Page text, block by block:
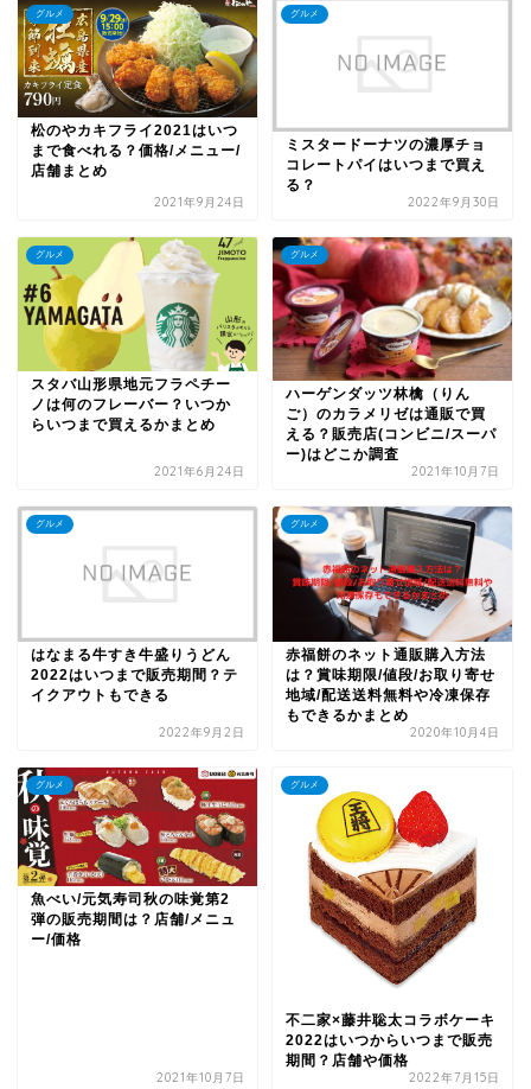
グルメ
松のやカキフライ2021はいつ
まで食べれる？価格/メニュー/
店舗まとめ
2021年9月24日
グルメ
ミスタードーナツの濃厚チョ
コレートパイはいつまで買え
る？
2022年9月30日
グルメ
スタバ山形県地元フラペチー
ノは何のフレーバー？いつか
らいつまで買えるかまとめ
2021年6月24日
グルメ
ハーゲンダッツ林檎（りん
ご）のカラメリゼは通販で買
える？販売店(コンビニ/スーパ
ー)はどこか調査
2021年10月7日
グルメ
はなまる牛すき牛盛りうどん
2022はいつまで販売期間？テ
イクアウトもできる
2022年9月2日
グルメ
赤福餅のネット通販購入方法
は？賞味期限/値段/お取り寄せ
地域/配送送料無料や冷凍保存
もできるかまとめ
2020年10月4日
グルメ
魚べい/元気寿司秋の味覚第2
弾の販売期間は？店舗/メニュ
ー/価格
2021年10月7日
グルメ
不二家×藤井聡太コラボケーキ
2022はいつからいつまで販売
期間？店舗や価格
2022年7月15日